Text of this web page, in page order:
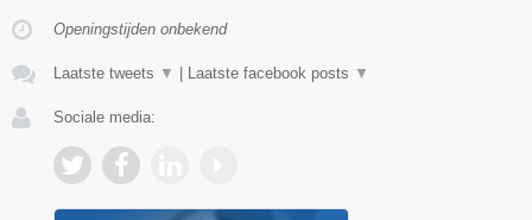
Openingstijden onbekend
Laatste tweets ▼ Laatste facebook posts ▼
Sociale media: